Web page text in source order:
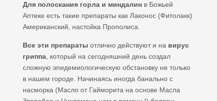
Для полоскания горла и миндалинв Божьей
Аптеке есть такие препараты как Лаконос (Фитолакк)
Американский, настойка Прополиса.
Все эти препараты отлично действуют и на вирус
гриппа, который на сегодняшний день создал
сложную эпидемиологическую обстановку не только
в нашем городе. Начинаясь иногда банально с
насморка (Масло от Гайморита на основе Масла